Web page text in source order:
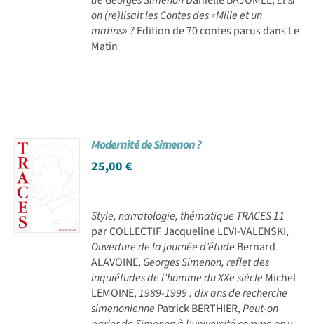
on (re)lisait les Contes des «Mille et un
matins» ?Edition de 70 contes parus dans Le
Matin
Modernité de Simenon ?
25,00€
Style, narratologie, thématique TRACES 11
par COLLECTIF Jacqueline LEVI-VALENSKI,
Ouverture de la journée d’étude Bernard
ALAVOINE,Georges Simenon, reflet des
inquiétudes de l’homme du XXe siècle Michel
LEMOINE,1989-1999 : dix ans de recherche
simenonienne Patrick BERTHIER,Peut-on